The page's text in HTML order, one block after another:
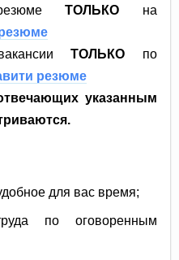
ТОЛЬКО на
ТОЛЬКО по
резюме
указанным
для вас время;
по оговоренным